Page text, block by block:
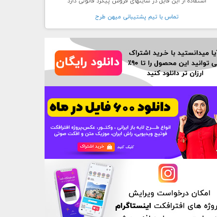
تماس با تيم پشتيبانی ميهن طرح